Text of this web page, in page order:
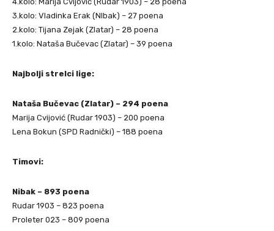
3.kolo: Vladinka Erak (NIbak) – 27 poena
2.kolo: Tijana Zejak (Zlatar) – 28 poena
1.kolo: Nataša Bučevac (Zlatar) – 39 poena
Najbolji strelci lige:
Nataša Bučevac (Zlatar) – 294 poena
Marija Cvijović (Rudar 1903) – 200 poena
Lena Bokun (SPD Radnički) – 188 poena
Timovi:
Nibak – 893 poena
Rudar 1903 – 823 poena
Proleter 023 – 809 poena